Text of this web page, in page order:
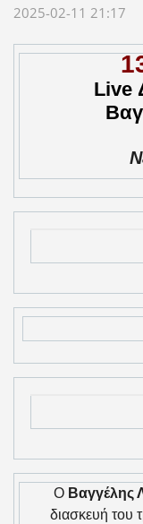
2025-02-11 21:17
Live
Ο Βαγγέλης
διασκευή του